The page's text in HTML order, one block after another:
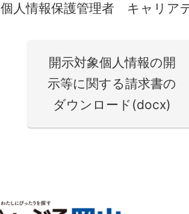
個人情報保護管理者 キャリア
開示対象個人情報の開
示等に関する請求書の
ダウンロード(docx)